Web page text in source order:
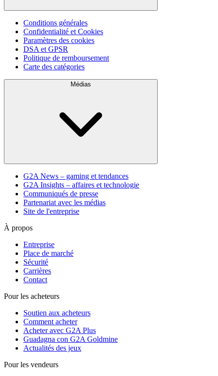
Conditions générales
Confidentialité et Cookies
Paramètres des cookies
DSA et GPSR
Politique de remboursement
Carte des catégories
Médias
G2A News – gaming et tendances
G2A Insights – affaires et technologie
Communiqués de presse
Partenariat avec les médias
Site de l'entreprise
À propos
Entreprise
Place de marché
Sécurité
Carrières
Contact
Pour les acheteurs
Soutien aux acheteurs
Comment acheter
Acheter avec G2A Plus
Guadagna con G2A Goldmine
Actualités des jeux
Pour les vendeurs